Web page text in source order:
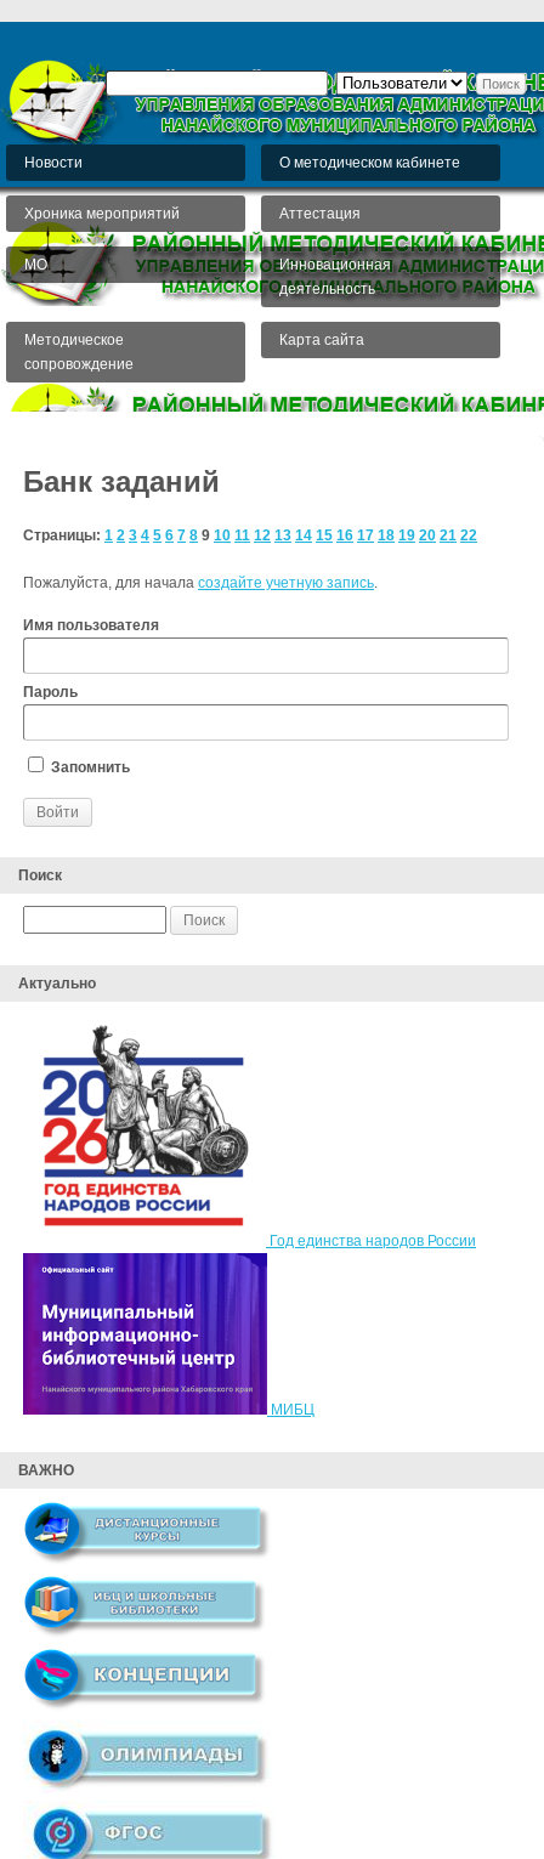
Новости О методическом кабинете
Хроника мероприятий Аттестация
МО
Инновационная
деятельность
Методическое
сопровождение
Карта сайта
Банк заданий
Страницы: 1 2 3 4 5 6 7 8 9 10 11 12 13 14 15 16 17 18 19 20 21 22
Пожалуйста, для начала создайте учетную запись.
Имя пользователя
Пароль
Запомнить
Поиск
Актуально
Год единства народов России
МИБЦ
ВАЖНО